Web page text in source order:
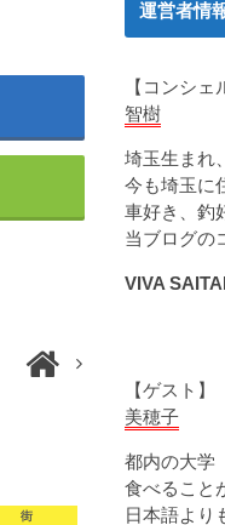
街
運営者情
【コンシェ
智樹
埼玉生まれ
今も埼玉に
車好き、釣
当ブログの
VIVA
【ゲスト】
美穂子
都内の大学
食べること
日本語より